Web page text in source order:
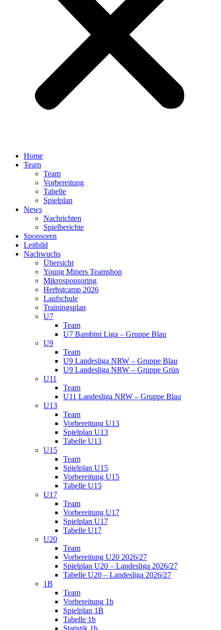
Home
Team
Team
Vorbereitung
Tabelle
Spielplan
News
Nachrichten
Spielberichte
Sponsoren
Leitbild
Nachwuchs
Übersicht
Young Miners Teamshop
Mikrosponsoring
Herbstcamp 2026
Laufschule
Trainingsplan
U7
Team
U7 Bambini Liga – Gruppe Blau
U9
Team
U9 Landesliga NRW – Gruppe Blau
U9 Landesliga NRW – Gruppe Grün
U11
Team
U11 Landesliga NRW – Gruppe Blau
U13
Team
Vorbereitung U13
Spielplan U13
Tabelle U13
U15
Team
Spielplan U15
Vorbereitung U15
Tabelle U15
U17
Team
Vorbereitung U17
Spielplan U17
Tabelle U17
U20
Team
Vorbereitung U20 2026/27
Spielplan U20 – Landesliga 2026/27
Tabelle U20 – Landesliga 2026/27
1B
Team
Vorbereitung 1b
Spielplan 1B
Tabelle 1b
Statistik 1b